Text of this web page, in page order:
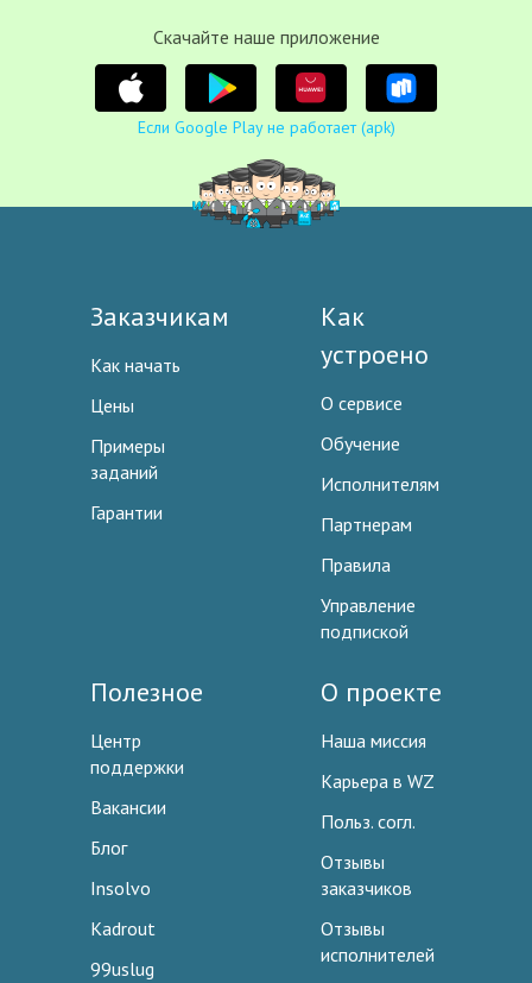
Cкачайте наше приложение
Если Google Play не работает (apk)
Заказчикам
Как начать
Цены
Примеры
заданий
Гарантии
Как
устроено
О сервисе
Обучение
Исполнителям
Партнерам
Правила
Управление
подпиской
Полезное
Центр
поддержки
Вакансии
Блог
Insolvo
Kadrout
99uslug
О проекте
Наша миссия
Карьера в WZ
Польз. согл.
Отзывы
заказчиков
Отзывы
исполнителей